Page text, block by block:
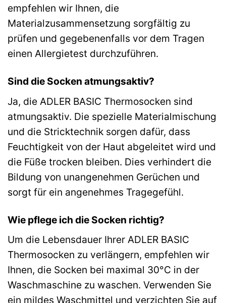
empfehlen wir Ihnen, die
Materialzusammensetzung sorgfältig zu
prüfen und gegebenenfalls vor dem Tragen
einen Allergietest durchzuführen.
Sind die Socken atmungsaktiv?
Ja, die ADLER BASIC Thermosocken sind
atmungsaktiv. Die spezielle Materialmischung
und die Stricktechnik sorgen dafür, dass
Feuchtigkeit von der Haut abgeleitet wird und
die Füße trocken bleiben. Dies verhindert die
Bildung von unangenehmen Gerüchen und
sorgt für ein angenehmes Tragegefühl.
Wie pflege ich die Socken richtig?
Um die Lebensdauer Ihrer ADLER BASIC
Thermosocken zu verlängern, empfehlen wir
Ihnen, die Socken bei maximal 30°C in der
Waschmaschine zu waschen. Verwenden Sie
ein mildes Waschmittel und verzichten Sie auf